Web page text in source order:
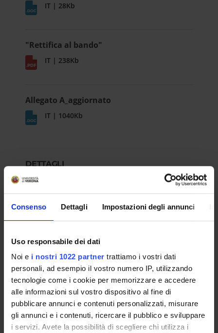
Consenso Dettagli Impostazioni degli annunci
Uso responsabile dei dati
Noi e i nostri 1022 partner trattiamo i vostri dati
personali, ad esempio il vostro numero IP, utilizzando
tecnologie come i cookie per memorizzare e accedere
alle informazioni sul vostro dispositivo al fine di
pubblicare annunci e contenuti personalizzati, misurare
gli annunci e i contenuti, ricercare il pubblico e sviluppare
i servizi. Avete la possibilità di scegliere chi utilizza i
IT | 28Kb
"Rettifica al bando"
IT | 238Kb
Allegato A_aggiornato
IT | 1040Kb
DETTAGLI
18-ott-2024
Dipartimento
Informatica
ESITO/GRADUATORIE
Approvazione atti e graduatoria
IT | 258Kb